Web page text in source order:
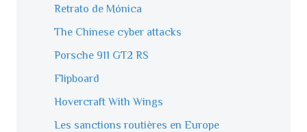
Retrato de Mónica
The Chinese cyber attacks
Porsche 911 GT2 RS
Flipboard
Hovercraft With Wings
Les sanctions routières en Europe